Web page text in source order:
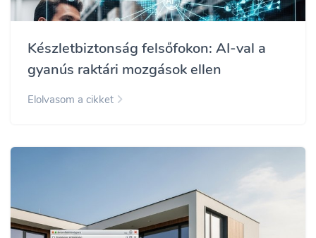
Készletbiztonság felsőfokon: AI-val a
gyanús raktári mozgások ellen
Elolvasom a cikket